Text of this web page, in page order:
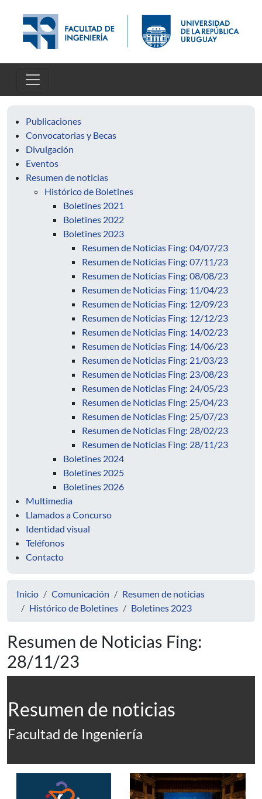
Publicaciones
Convocatorias y Becas
Divulgación
Eventos
Resumen de noticias
Histórico de Boletines
Boletines 2021
Boletines 2022
Boletines 2023
Resumen de Noticias Fing: 04/07/23
Resumen de Noticias Fing: 07/11/23
Resumen de Noticias Fing: 08/08/23
Resumen de Noticias Fing: 11/04/23
Resumen de Noticias Fing: 12/09/23
Resumen de Noticias Fing: 12/12/23
Resumen de Noticias Fing: 14/02/23
Resumen de Noticias Fing: 14/06/23
Resumen de Noticias Fing: 21/03/23
Resumen de Noticias Fing: 23/08/23
Resumen de Noticias Fing: 24/05/23
Resumen de Noticias Fing: 25/04/23
Resumen de Noticias Fing: 25/07/23
Resumen de Noticias Fing: 28/02/23
Resumen de Noticias Fing: 28/11/23
Boletines 2024
Boletines 2025
Boletines 2026
Multimedia
Llamados a Concurso
Identidad visual
Teléfonos
Contacto
Inicio Comunicación
Resumen de noticias
Histórico de Boletines
Boletines 2023
Resumen de Noticias Fing:
28/11/23
Resumen de noticias
Facultad de Ingeniería